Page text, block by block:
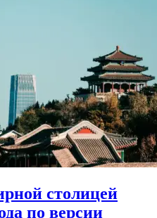
столицей
по версии